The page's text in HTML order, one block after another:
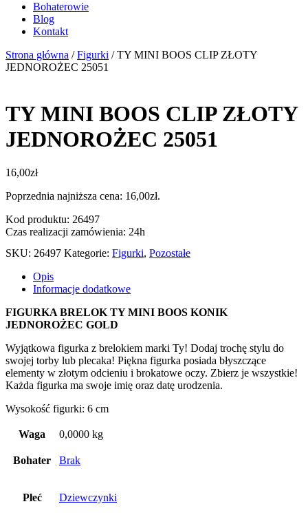
Bohaterowie
Blog
Kontakt
Strona główna /Figurki / TY MINI BOOS CLIP ZŁOTY
JEDNOROŻEC 25051
TY MINI BOOS CLIP ZŁOTY
JEDNOROŻEC 25051
16,00zł
Poprzednia najniższa cena: 16,00zł.
Kod produktu: 26497
Czas realizacji zamówienia: 24h
SKU: 26497 Kategorie: Figurki, Pozostałe
Opis
Informacje dodatkowe
FIGURKA BRELOK TY MINI BOOS KONIK
JEDNOROŻEC GOLD
Wyjątkowa figurka z brelokiem marki Ty! Dodaj trochę stylu do
swojej torby lub plecaka! Piękna figurka posiada błyszczące
elementy w złotym odcieniu i brokatowe oczy. Zbierz je wszystkie!
Każda figurka ma swoje imię oraz datę urodzenia.
Wysokość figurki: 6 cm
Waga 0,0000 kg
Bohater Brak
Płeć Dziewczynki